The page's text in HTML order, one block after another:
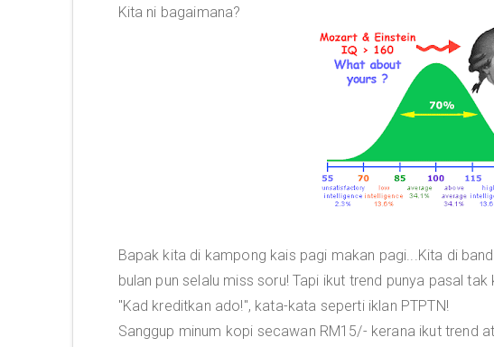
Kita ni bagaimana?
Bapak kita di kampong kais pagi makan pagi...Kita di
bulan pun selalu miss soru! Tapi ikut trend punya pasal
"Kad kreditkan ado!", kata-kata seperti iklan PTPTN!
Sanggup minum kopi secawan RM15/- kerana ikut trend